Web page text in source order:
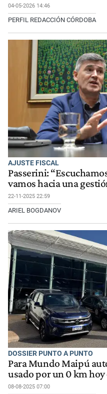
04-05-2026 14:46
PERFIL REDACCIÓN CÓRDOBA
AJUSTE FISCAL
Passerini:
vamos hacia una
22-11-2025 22:59
ARIEL BOGDANOV
DOSSIER PUNTO A PUNTO
Para Mundo Maipú
usado por un 0 km
08-08-2025 07:00